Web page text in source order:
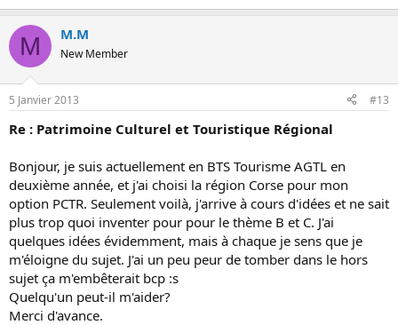
M M.M
New Member
5 Janvier 2013 #13
Re : Patrimoine Culturel et Touristique Régional
Bonjour, je suis actuellement en BTS Tourisme AGTL en
deuxième année, et j'ai choisi la région Corse pour mon
option PCTR. Seulement voilà, j'arrive à cours d'idées et ne sait
plus trop quoi inventer pour pour le thème B et C. J'ai
quelques idées évidemment, mais à chaque je sens que je
m'éloigne du sujet. J'ai un peu peur de tomber dans le hors
sujet ça m'embêterait bcp :s
Quelqu'un peut-il m'aider?
Merci d'avance.